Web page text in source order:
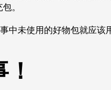
。
中未使用的好物包就应该